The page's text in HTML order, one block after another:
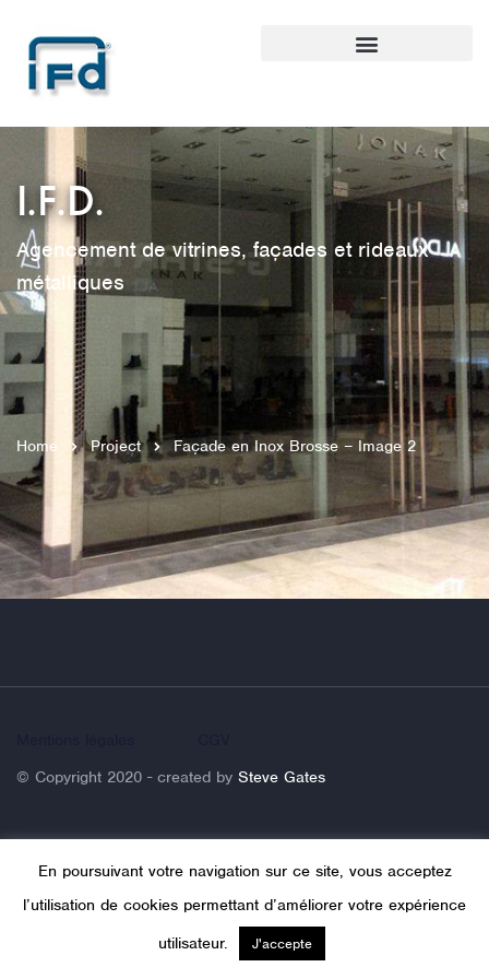
I.F.D.
Agencement de vitrines, façades et rideaux
métalliques
Home Project Façade en Inox Brosse – Image 2
© Copyright 2020 - created by Steve Gates
En poursuivant votre navigation sur ce site, vous acceptez
l’utilisation de cookies permettant d’améliorer votre expérience
utilisateur.
J'accepte